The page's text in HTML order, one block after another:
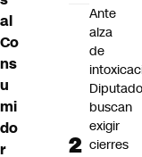
al
Co
ns
u
mi
do
r
Ante
alza
de
buscan
exigir
cierres